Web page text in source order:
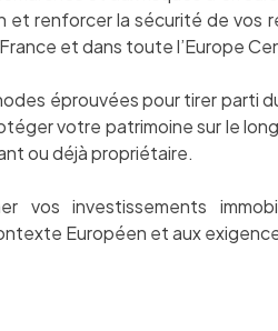
et renforcer la sécurité de vos
et dans toute l’Europe
éprouvées pour tirer parti
votre patrimoine sur le
ou déjà propriétaire.
vos investissements
Européen et aux